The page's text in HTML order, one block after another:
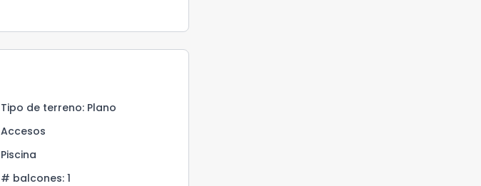
Tipo de terreno: Plano
Accesos
Piscina
# balcones: 1